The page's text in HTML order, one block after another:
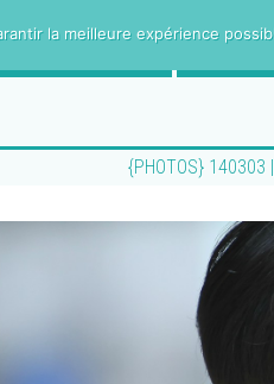
{PHOTOS} 140303
la meilleure expérience